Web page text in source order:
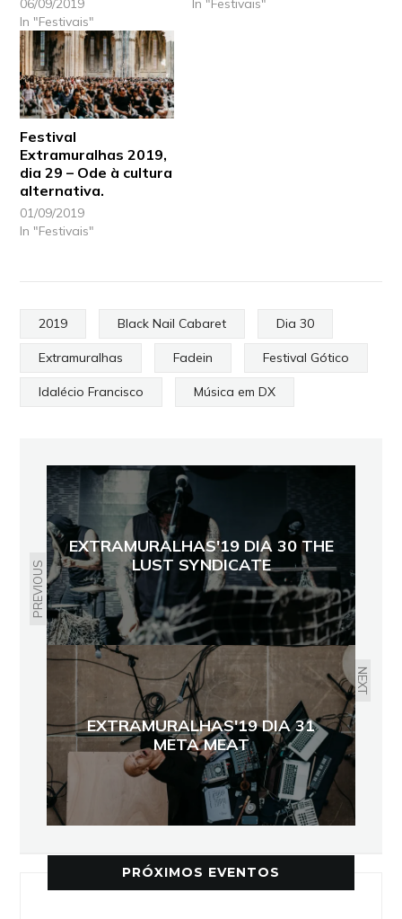
In "Festivais"
Festival
Extramuralhas 2019,
dia 29 – Ode à cultura
alternativa.
01/09/2019
In "Festivais"
2019 Black Nail Cabaret Dia 30
Extramuralhas Fadein Festival Gótico
Idalécio Francisco Música em DX
PREVIOUS
EXTRAMURALHAS'19 DIA 30 THE
LUST SYNDICATE
NEXT
EXTRAMURALHAS'19 DIA 31
META MEAT
PRÓXIMOS EVENTOS